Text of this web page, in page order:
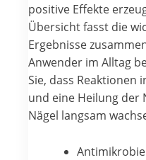
positive Effekte
Übersicht fasst die
Ergebnisse
Anwender im Alltag
Sie, dass Reaktionen
und eine Heilung der
Nägel langsam